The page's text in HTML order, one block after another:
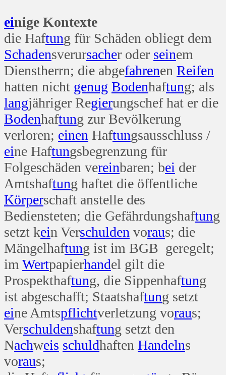
einige Kontexte
die Haftung für Schäden obliegt dem
Schadensverursacher oder seinem
Dienstherrn; die abgefahrenen Reifen
hatten nicht genug Bodenhaftung; als
langjähriger Regierungschef hat er die
Bodenhaftung zur Bevölkerung
verloren; einen Haftungsausschluss /
eine Haftungsbegrenzung für
Folgeschäden vereinbaren; bei der
Amtshaftung haftet die öffentliche
Körperschaft anstelle des
Bediensteten; die Gefährdungshaftung
setzt kein Verschulden voraus; die
Mängelhaftung ist im BGB geregelt;
im Wertpapierhandel gilt die
Prospekthaftung, die Sippenhaftung
ist abgeschafft; Staatshaftung setzt
eine Amtspflichtverletzung voraus;
Verschuldenshaftung setzt den
Nachweis schuldhaften Handelns
voraus;